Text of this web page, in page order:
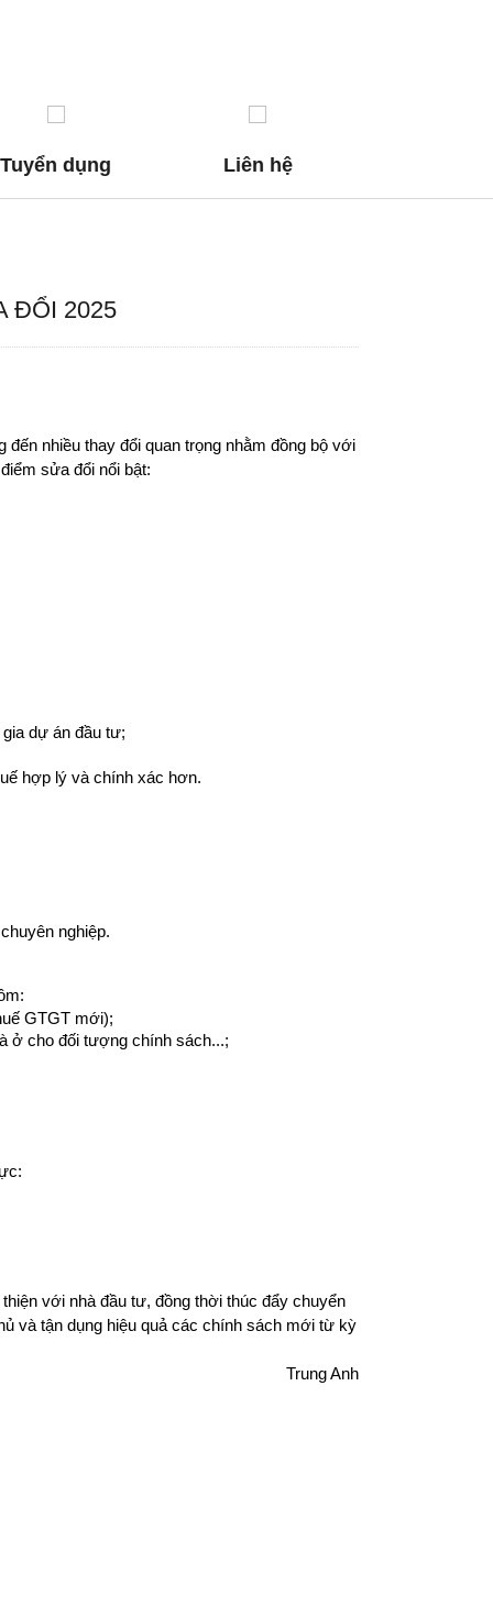
Tuyển dụng Liên hệ
ĐỔI 2025
nhiều thay đổi quan trọng nhằm đồng bộ với
sửa đổi nổi bật:
dự án đầu tư;
hợp lý và chính xác hơn.
nghiệp.
GTGT mới);
ở cho đối tượng chính sách...;
với nhà đầu tư, đồng thời thúc đẩy chuyển
và tận dụng hiệu quả các chính sách mới từ kỳ
Trung Anh